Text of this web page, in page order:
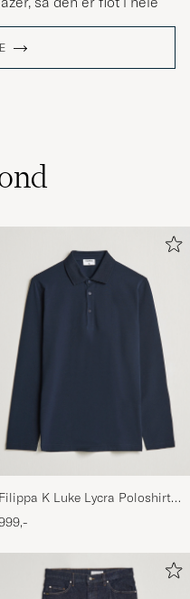
Filippa K Luke Lycra Poloshirt
Navy